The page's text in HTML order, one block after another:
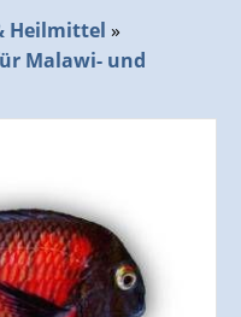
Heilmittel »
Malawi- und